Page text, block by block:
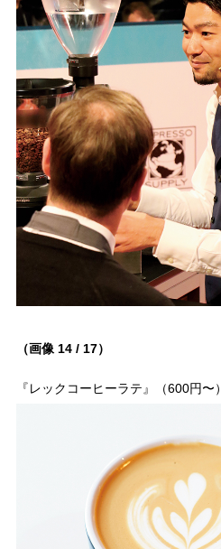
（画像 14 / 17）
『レックコーヒーラテ』（600円〜）